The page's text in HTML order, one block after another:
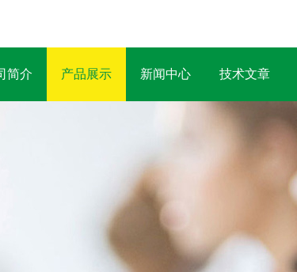
简介 产品展示 新闻中心 技术文章